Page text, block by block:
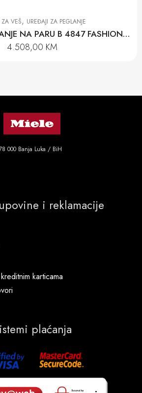
VEŠ, UREĐAJI ZA PEGLANJE
SISTEM ZA PEGLANJE NA PARU B 4847 FASHIONMASTER
4.508,00 KM
000 Banja Luka / BiH
i reklamacije
karticama
plaćanja